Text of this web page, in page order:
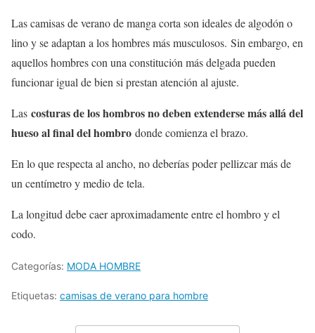
Las camisas de verano de manga corta son ideales de algodón o
lino y se adaptan a los hombres más musculosos. Sin embargo, en
aquellos hombres con una constitución más delgada pueden
funcionar igual de bien si prestan atención al ajuste.
Las costuras de los hombros no deben extenderse más allá del
hueso al final del hombro donde comienza el brazo.
En lo que respecta al ancho, no deberías poder pellizcar más de
un centímetro y medio de tela.
La longitud debe caer aproximadamente entre el hombro y el
codo.
Categorías: MODA HOMBRE
Etiquetas: camisas de verano para hombre